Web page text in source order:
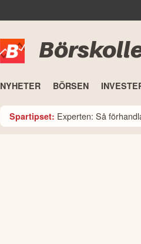
NYHETER BÖRSEN
Spartipset: Experten: Så